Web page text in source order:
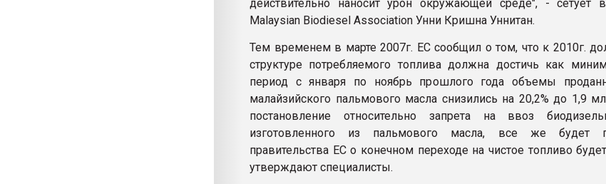
действительно наносит урон окружающей среде", - сетует
Malaysian Biodiesel Association Унни Кришна Уннитан.
Тем временем в марте 2007г. ЕС сообщил о том, что к 2010г.
структуре потребляемого топлива должна достичь как
период с января по ноябрь прошлого года объемы
малайзийского пальмового масла снизились на 20,2% до 1,9
постановление относительно запрета на ввоз
изготовленного из пальмового масла, все же будет
правительства ЕС о конечном переходе на чистое топливо
утверждают специалисты.